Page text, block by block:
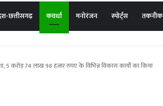
छत्तीसगढ़ कवर्धा मनोरंजन स्पोर्ट्स तकनीक
5 करोड़ 74 लाख 98 हज़ार रुपए के विभिन्न विकास कार्यों का किया